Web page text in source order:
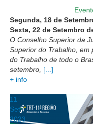
Inscrição para
grau
Perguntas
Eventos
Portal Execução
Portal dos
Pequeno Valor
Segunda, 18 de
Sexta, 22 de Setembro
O Conselho Superior da
Superior do Trabalho, em
do Trabalho de todo o
setembro, [...]
+ info
11
Set
2023